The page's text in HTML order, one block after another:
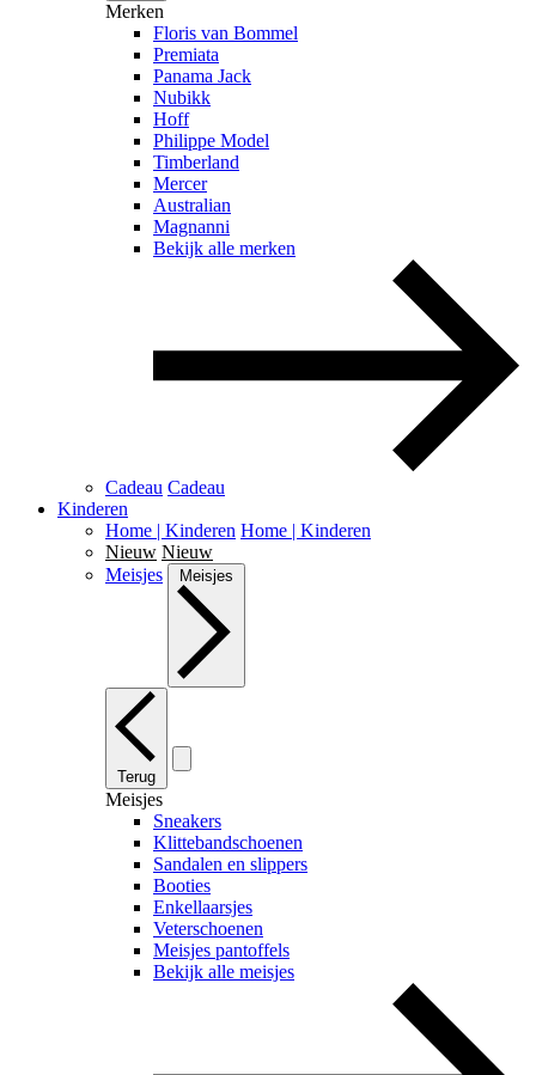
Merken
Floris van Bommel
Premiata
Panama Jack
Nubikk
Hoff
Philippe Model
Timberland
Mercer
Australian
Magnanni
Bekijk alle merken
Cadeau Cadeau
Kinderen
Home | Kinderen Home | Kinderen
Nieuw Nieuw
Meisjes
Meisjes
Terug
Meisjes
Sneakers
Klittebandschoenen
Sandalen en slippers
Booties
Enkellaarsjes
Veterschoenen
Meisjes pantoffels
Bekijk alle meisjes